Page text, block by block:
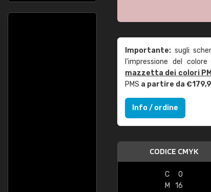
Importante: sugli
l'impressione del
mazzetta dei colori
PMS a partire da
Info / ordine
CODICE CMYK
C
0
M
16